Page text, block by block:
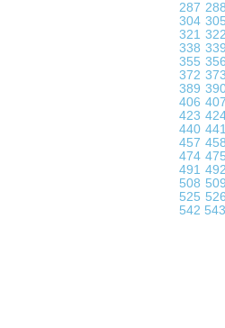
287
304
321
338 339
355
372
389
406
423
440
457
474
491
508 509
525 526
542 543